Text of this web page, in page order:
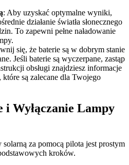
: Aby uzyskać optymalne wyniki,
działanie światła słonecznego
To zapewni pełne naładowanie
się, że baterie są w dobrym stanie
Jeśli baterie są wyczerpane, zastąp
obsługi znajdziesz informacje
są zalecane dla Twojego
i Wyłączanie Lampy
solarną za pomocą pilota jest prostym
kroków.